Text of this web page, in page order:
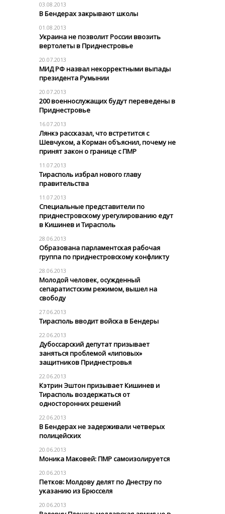
03.08.2013
В Бендерах закрывают школы
01.08.2013
Украина не позволит России ввозить
вертолеты в Приднестровье
20.07.2013
МИД РФ назвал некорректными выпады
президента Румынии
20.07.2013
200 военнослужащих будут переведены в
Приднестровье
16.07.2013
Лянкэ рассказал, что встретится с
Шевчуком, а Корман объяснил, почему не
принят закон о границе с ПМР
11.07.2013
Тирасполь избрал нового главу
правительства
11.07.2013
Специальные представители по
приднестровскому урегулированию едут
в Кишинев и Тирасполь
28.06.2013
Образована парламентская рабочая
группа по приднестровскому конфликту
28.06.2013
Молодой человек, осужденный
сепаратистским режимом, вышел на
свободу
27.06.2013
Тирасполь вводит войска в Бендеры
22.06.2013
Дубоссарский депутат призывает
заняться проблемой «липовых»
защитников Приднестровья
22.06.2013
Кэтрин Эштон призывает Кишинев и
Тирасполь воздержаться от
односторонних решений
22.06.2013
В Бендерах не задерживали четверых
полицейских
20.06.2013
Моника Маковей: ПМР самоизолируется
20.06.2013
Петков: Молдову делят по Днестру по
указанию из Брюсселя
20.06.2013